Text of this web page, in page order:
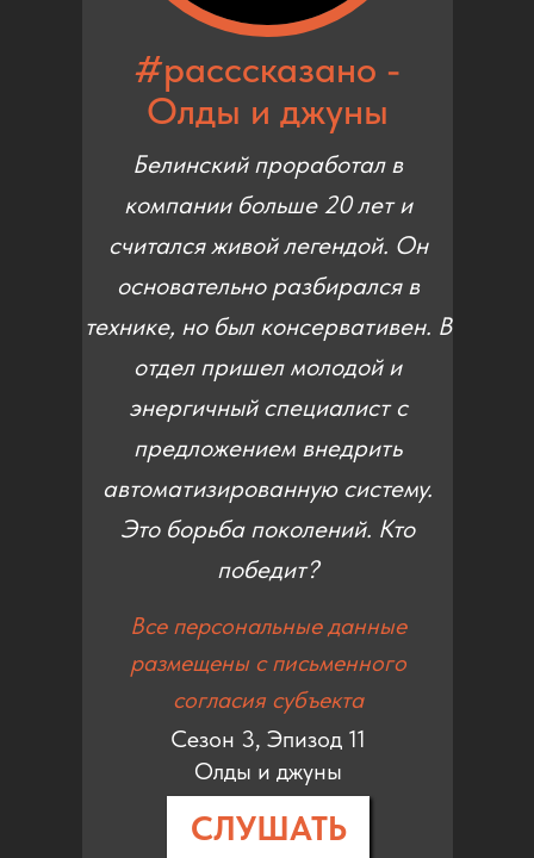
#расссказано -
Олды и джуны
Белинский проработал в
компании больше 20 лет и
считался живой легендой. Он
основательно разбирался в
технике, но был консервативен. В
отдел пришел молодой и
энергичный специалист с
предложением внедрить
автоматизированную систему.
Это борьба поколений. Кто
победит?
Сезон 3, Эпизод 11
Олды и джуны
СЛУШАТЬ
Все персональные данные
размещены с письменного
согласия субъекта